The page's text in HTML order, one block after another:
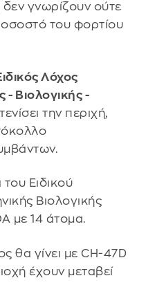
γνωρίζουν ούτε
του φορτίου
Λόχος
- Βιολογικής -
την περιχή,
Ειδικού
Βιολογικής
με 14 άτομα.
θα γίνει με CH-47D
έχουν μεταβεί